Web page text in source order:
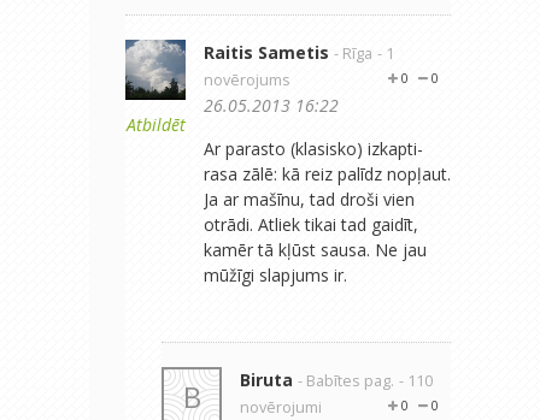
Atbildēt
Raitis Sametis - Rīga - 1
novērojums
0
0
26.05.2013 16:22
Ar parasto (klasisko) izkapti-
rasa zālē: kā reiz palīdz nopļaut.
Ja ar mašīnu, tad droši vien
otrādi. Atliek tikai tad gaidīt,
kamēr tā kļūst sausa. Ne jau
mūžīgi slapjums ir.
B Biruta - Babītes pag. - 110
novērojumi
0
0